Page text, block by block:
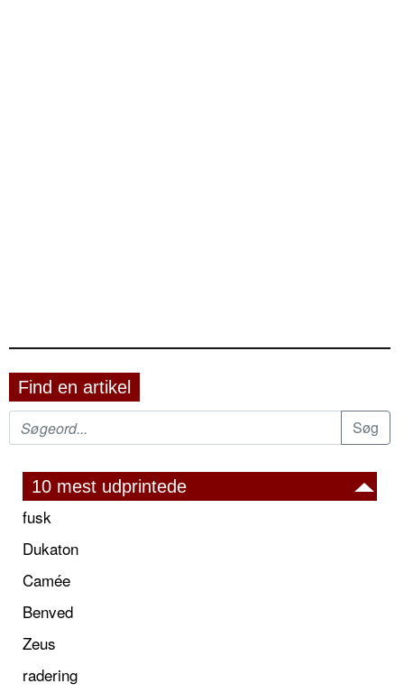
Find en artikel
10 mest udprintede
fusk
Dukaton
Camée
Benved
Zeus
radering